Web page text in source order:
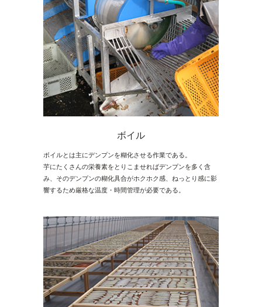
ボイル
ボイルとは主にデンプンを糊化させる作業である。
芋にたくさんの栄養素をとりこませればデンプンを多く含
み、そのデンプンの糊化具合がホクホク感、ねっとり感に影
響するため厳格な温度・時間管理が必要である。